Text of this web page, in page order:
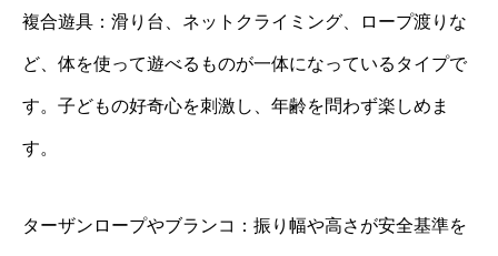
複合遊具：滑り台、ネットクライミング、ロープ渡りな
ど、体を使って遊べるものが一体になっているタイプで
す。子どもの好奇心を刺激し、年齢を問わず楽しめま
す。
ターザンロープやブランコ：振り幅や高さが安全基準を